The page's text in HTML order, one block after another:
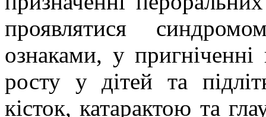
проявлятися
ознаками, у
росту у дітей та
кісток, катарактою та